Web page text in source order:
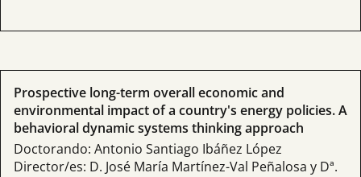
Prospective long-term overall economic and
environmental impact of a country's energy policies. A
behavioral dynamic systems thinking approach
Doctorando: Antonio Santiago Ibáñez López
Director/es: D. José María Martínez-Val Peñalosa y Dª.